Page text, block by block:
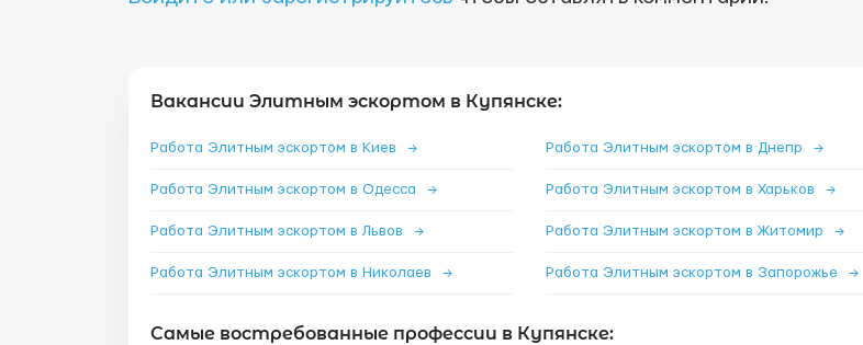
Вакансии Элитным эскортом в Купянске:
Работа Элитным эскортом в Киев → Работа Элитным эскортом в Днепр →
Работа Элитным эскортом в Одесса → Работа Элитным эскортом в Харьков →
Работа Элитным эскортом в Львов → Работа Элитным эскортом в Житомир →
Работа Элитным эскортом в Николаев → Работа Элитным эскортом в Запорожье →
Самые востребованные профессии в Купянске: